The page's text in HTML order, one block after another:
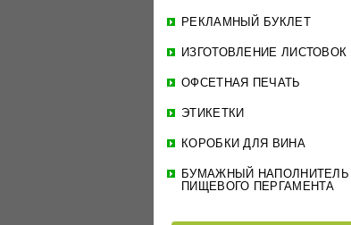
РЕКЛАМНЫЙ БУКЛЕТ
ИЗГОТОВЛЕНИЕ ЛИСТОВОК
ОФСЕТНАЯ ПЕЧАТЬ
ЭТИКЕТКИ
КОРОБКИ ДЛЯ ВИНА
БУМАЖНЫЙ НАПОЛНИТЕЛЬ
ПИЩЕВОГО ПЕРГАМЕНТА